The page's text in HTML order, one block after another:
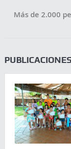
Más de 2.000